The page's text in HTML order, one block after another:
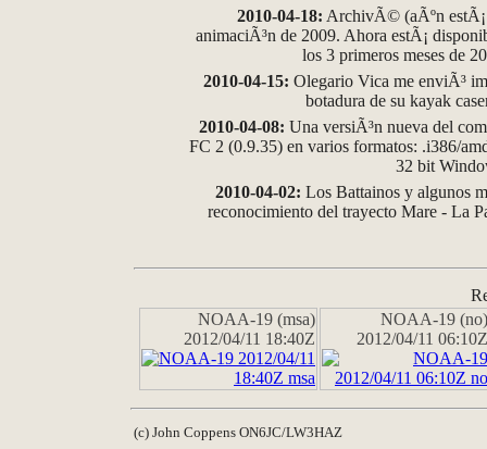
2010-04-18: ArchivÃ© (aÃºn
animaciÃ³n de 2009. Ahora estÃ¡
los 3 primeros meses de
2010-04-15: Olegario Vica me enviÃ³
botadura de su kayak
2010-04-08: Una versiÃ³n nueva del
FC 2 (0.9.35) en varios formatos: .i386/
32 bit
2010-04-02: Los Battainos y algunos
reconocimiento del trayecto Mare - La
NOAA-19 (msa)
2012/04/11 18:40Z
NOAA-19 (no)
2012/04/11 06:10Z
(c) John Coppens ON6JC/LW3HAZ